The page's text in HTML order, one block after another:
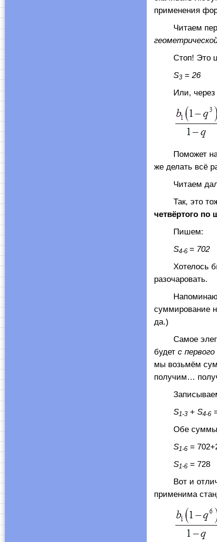
применения
Читаем
Стоп! Это
S3= 26
Или, через
Поможет нам
же делать всё
Читаем
Так, это
четвёртого по
Пишем:
S4-6 = 702
Хотелось бы
разочаровать.
Напоминаю,
суммирование
да.)
Самое
будет с
мы возьмём
получим…
S1-3+ S4-6
Обе суммы
S1-6=
S1-6= 728
Вот и
применима